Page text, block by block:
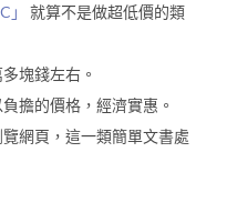
就算不是做超低價的類
塊錢左右。
擔的價格，經濟實惠。
網頁，這一類簡單文書處